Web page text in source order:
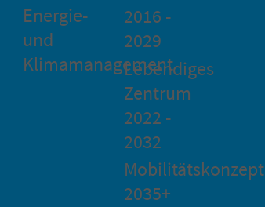
Energie-
und
Klimamanagement
2016 -
2029
Lebendiges
Zentrum
2022 -
2032
Mobilitätskonzept
2035+